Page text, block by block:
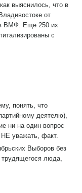
выяснилось, что в
от
ВМФ. Еще 250 их
с
которой руководил
реальные хозяева
сокрытия
специальную
понять, что
деятелю),
ни на один вопрос
НЕ уважать, факт.
Выборов без
люда,